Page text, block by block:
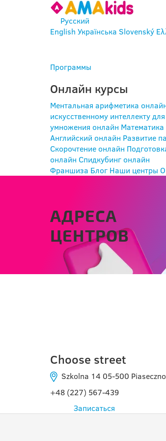
Русский
English Українська Slovenský
Программы
Онлайн курсы
Ментальная арифметика
искусственному интеллекту
умножения онлайн
Английский онлайн Развитие
Скорочтение онлайн
онлайн Спидкубинг онлайн
Франшиза Блог Наши центры
АДРЕСА
ЦЕНТРОВ
Choose street
Szkolna 14 05-500 Piaseczno
+48 (227) 567-439
Записаться